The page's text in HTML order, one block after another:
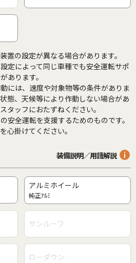
置の設定が異なる場合があります。
定によって同じ車種でも安全運転サポ
あります。
には、速度や対象物等の条件がありま
態、天候等により作動しない場合があ
タッフにおたずねください。
安全運転を支援するためのものです。
心掛けてください。
装備説明／用語解説
アルミホイール
純正ｱﾙﾐ
サンルーフ
ローダウン